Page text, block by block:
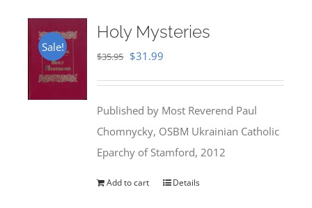
Sale!
Holy Mysteries
$35.95 Original
$35.95.
$31.99
$31.99.
Published by Most Reverend Paul
Chomnycky, OSBM Ukrainian Catholic
Eparchy of Stamford, 2012
Add to cart Details